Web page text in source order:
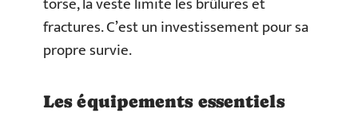
fractures. C’est un investissement pour sa
propre survie.
Les équipements essentiels